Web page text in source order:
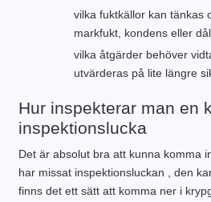
vilka fuktkällor kan tänkas
markfukt, kondens eller
vilka åtgärder behöver
utvärderas på lite längre
Hur inspekterar man en
inspektionslucka
Det är absolut bra att kunna komma
har missat inspektionsluckan , den
finns det ett sätt att komma ner i